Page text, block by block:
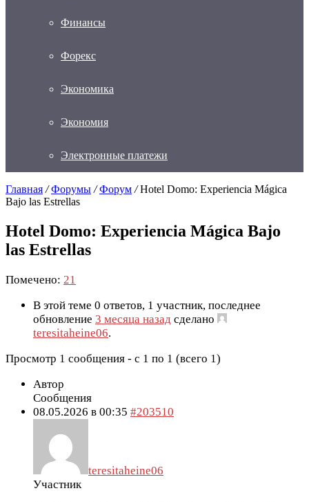
Финансы
Форекс
Экономика
Экономия
Электронные платежи
Главная / Форумы / Форум / Hotel Domo: Experiencia Mágica
Bajo las Estrellas
Hotel Domo: Experiencia Mágica Bajo
las Estrellas
Помечено: 21
В этой теме 0 ответов, 1 участник, последнее
обновление 3 месяца назад сделано
teresitaheine06.
Просмотр 1 сообщения - с 1 по 1 (всего 1)
Автор
Сообщения
08.05.2026 в 00:35 #203510
teresitaheine06
Участник